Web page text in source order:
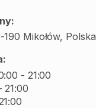
Mikołów, Polska
- 21:00
21:00